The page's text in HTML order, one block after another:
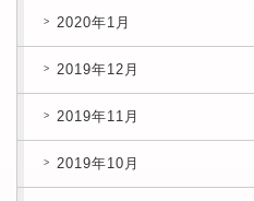
2020年1月
2019年12月
2019年11月
2019年10月